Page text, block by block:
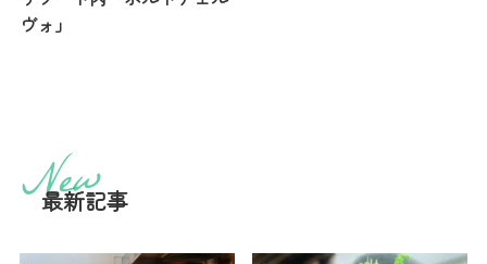
ヴォ」
最新記事